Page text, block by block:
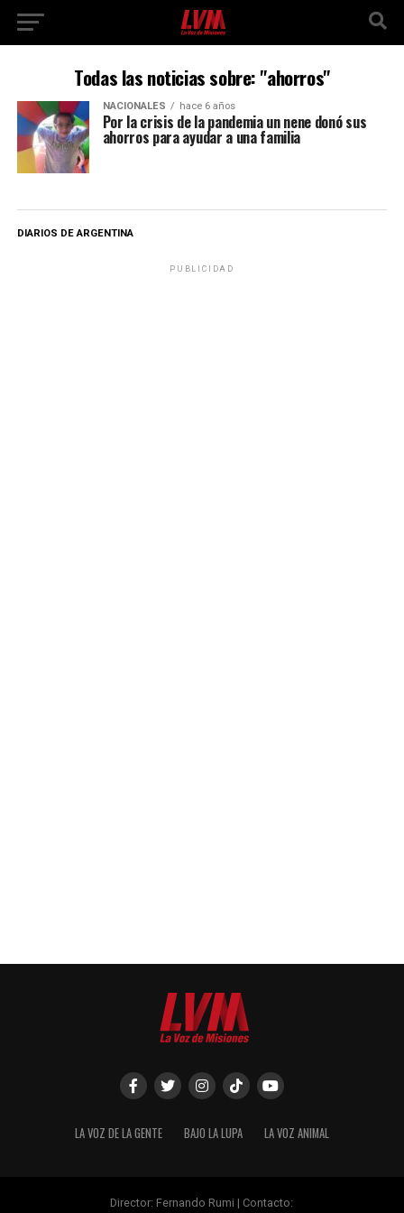
Todas las noticias sobre: "ahorros"
NACIONALES hace 6 años
Por la crisis de la pandemia un nene donó sus
ahorros para ayudar a una familia
DIARIOS DE ARGENTINA
PUBLICIDAD
LA VOZ DE LA GENTE BAJO LA LUPA LA VOZ ANIMAL
Director: Fernando Rumi | Contacto: